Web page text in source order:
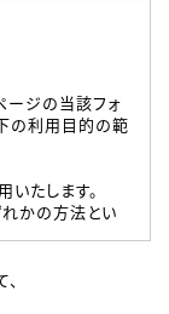
ージの当該フォ
の利用目的の範
たします。
かの方法とい
情報として利